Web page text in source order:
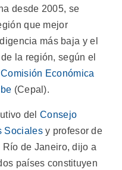
desde 2005, se
que mejor
más baja y el
la región, según el
Comisión Económica
(Cepal).
delConsejo
Socialesy profesor de
de Janeiro, dijo a
países constituyen